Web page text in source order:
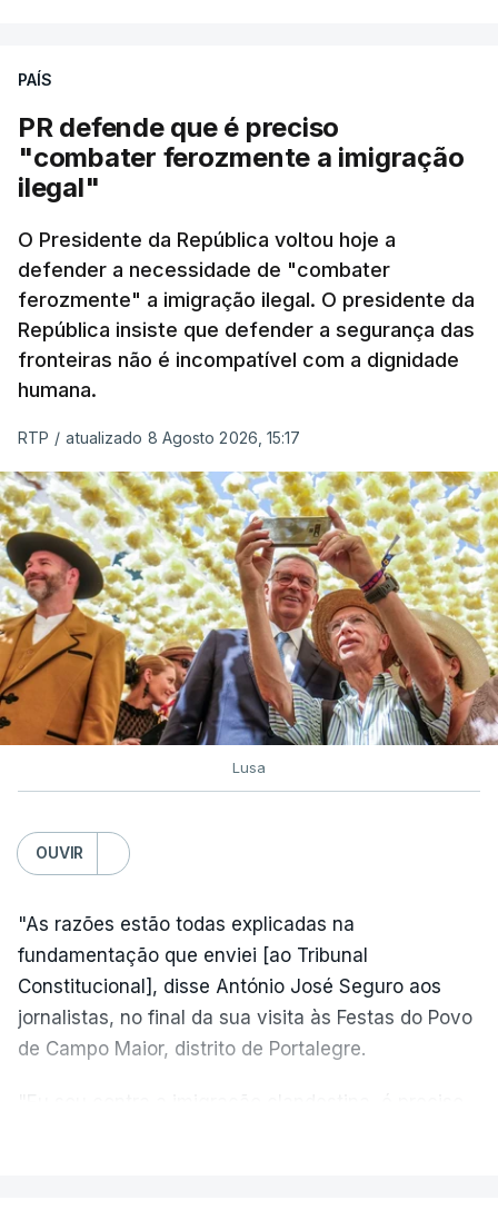
PAÍS
PR defende que é preciso
"combater ferozmente a imigração
ilegal"
O Presidente da República voltou hoje a
defender a necessidade de "combater
ferozmente" a imigração ilegal. O presidente da
República insiste que defender a segurança das
fronteiras não é incompatível com a dignidade
humana.
RTP / atualizado 8 Agosto 2026, 15:17
Lusa
OUVIR
"As razões estão todas explicadas na
fundamentação que enviei [ao Tribunal
Constitucional], disse António José Seguro aos
jornalistas, no final da sua visita às Festas do Povo
de Campo Maior, distrito de Portalegre.